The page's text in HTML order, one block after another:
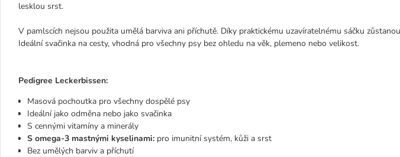
lesklou srst.
V pamlscích nejsou použita umělá barviva ani příchutě. Díky praktickému uzavíratelnému sáčku
Ideální svačinka na cesty, vhodná pro všechny psy bez ohledu na věk, plemeno nebo velikost.
Pedigree Leckerbissen:
Masová pochoutka pro všechny dospělé psy
Ideální jako odměna nebo jako svačinka
S cennými vitamíny a minerály
S omega-3 mastnými kyselinami: pro imunitní systém, kůži a srst
Bez umělých barviv a příchutí